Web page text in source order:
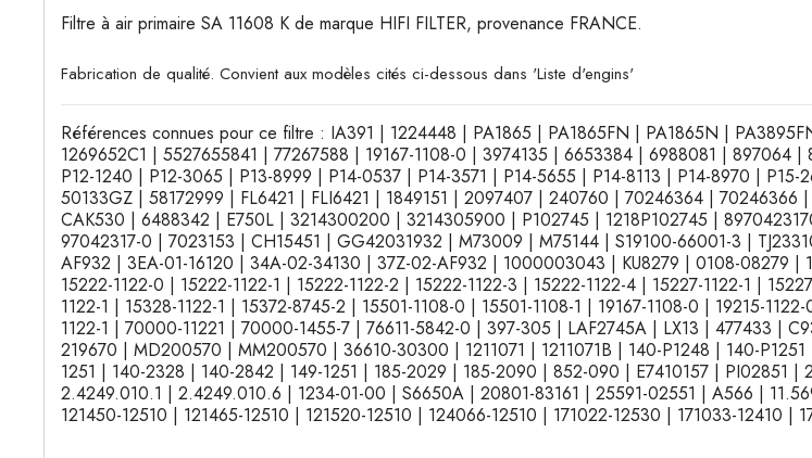
Filtre à air primaire SA 11608 K de marque HIFI FILTER, provenance FRANCE.
Fabrication de qualité. Convient aux modèles cités ci-dessous dans 'Liste d'engins'
Références connues pour ce filtre : IA391 | 1224448 | PA1865 | PA1865FN | PA1865N |
1269652C1 | 5527655841 | 77267588 | 19167-1108-0 | 3974135 | 6653384 | 6988081 |
P12-1240 | P12-3065 | P13-8999 | P14-0537 | P14-3571 | P14-5655 | P14-8113 | P14-8970 |
50133GZ | 58172999 | FL6421 | FLI6421 | 1849151 | 2097407 | 240760 | 70246364 |
CAK530 | 6488342 | E750L | 3214300200 | 3214305900 | P102745 | 1218P102745 |
97042317-0 | 7023153 | CH15451 | GG42031932 | M73009 | M75144 | S19100-66001-3 |
AF932 | 3EA-01-16120 | 34A-02-34130 | 37Z-02-AF932 | 1000003043 | KU8279 | 0108-08279 |
15222-1122-0 | 15222-1122-1 | 15222-1122-2 | 15222-1122-3 | 15222-1122-4 | 15227-1122-1 |
1122-1 | 15328-1122-1 | 15372-8745-2 | 15501-1108-0 | 15501-1108-1 | 19167-1108-0 | 19215-
1122-1 | 70000-11221 | 70000-1455-7 | 76611-5842-0 | 397-305 | LAF2745A | LX13 | 477433 |
219670 | MD200570 | MM200570 | 36610-30300 | 1211071 | 1211071B | 140-P1248 | 140-
1251 | 140-2328 | 140-2842 | 149-1251 | 185-2029 | 185-2090 | 852-090 | E7410157 | PI02851
2.4249.010.1 | 2.4249.010.6 | 1234-01-00 | S6650A | 20801-83161 | 25591-02551 | A566 |
121450-12510 | 121465-12510 | 121520-12510 | 124066-12510 | 171022-12530 | 171033-12410 |